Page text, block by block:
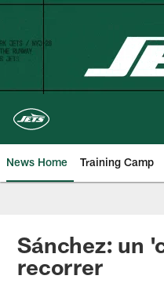
Skip
content
News Home Training Camp
Sánchez: un
recorrer